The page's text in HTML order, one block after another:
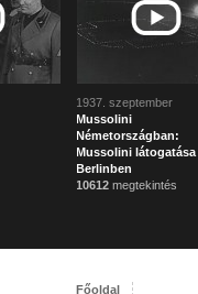
1937. szeptember
Mussolini
Németországban:
Mussolini látogatása
Berlinben
10612 megtekintés
Főoldal